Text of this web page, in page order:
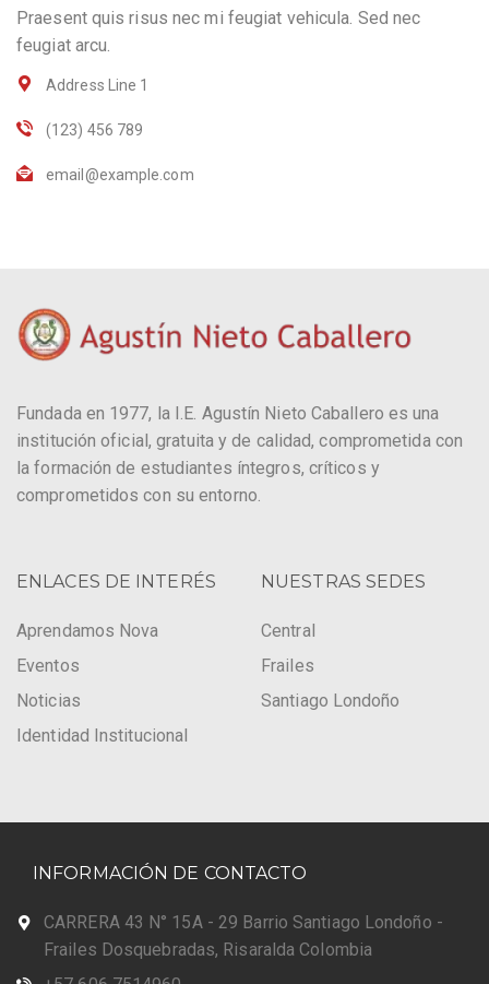
Praesent quis risus nec mi feugiat vehicula. Sed nec
feugiat arcu.
Address Line 1
(123) 456 789
email@example.com
Fundada en 1977, la I.E. Agustín Nieto Caballero es una
institución oficial, gratuita y de calidad, comprometida con
la formación de estudiantes íntegros, críticos y
comprometidos con su entorno.
ENLACES DE INTERÉS
Aprendamos Nova
Eventos
Noticias
Identidad Institucional
NUESTRAS SEDES
Central
Frailes
Santiago Londoño
INFORMACIÓN DE CONTACTO
CARRERA 43 N° 15A - 29 Barrio Santiago Londoño -
Frailes Dosquebradas, Risaralda Colombia